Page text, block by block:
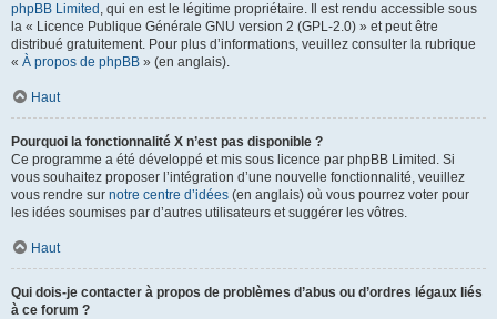
phpBB Limited , qui en est le légitime propriétaire. Il est rendu accessible sous
la « Licence Publique Générale GNU version 2 (GPL-2.0) » et peut être
distribué gratuitement. Pour plus d’informations, veuillez consulter la rubrique
« À propos de phpBB » (en anglais).
Haut
Pourquoi la fonctionnalité X n’est pas disponible ?
Ce programme a été développé et mis sous licence par phpBB Limited. Si
vous souhaitez proposer l’intégration d’une nouvelle fonctionnalité, veuillez
vous rendre sur notre centre d’idées (en anglais) où vous pourrez voter pour
les idées soumises par d’autres utilisateurs et suggérer les vôtres.
Haut
Qui dois-je contacter à propos de problèmes d’abus ou d’ordres légaux liés
à ce forum ?